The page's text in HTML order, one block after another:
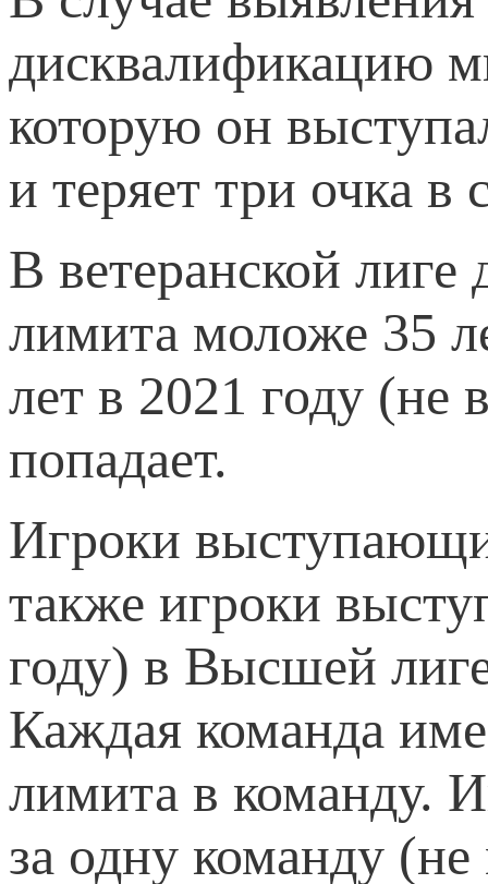
дисквалификацию
которую он
и теряет три очка
В ветеранской лиге
лимита моложе 35
лет в 2021 году (не
попадает.
Игроки
также игроки
году) в Высшей
Каждая команда
лимита в команду.
за одну команду